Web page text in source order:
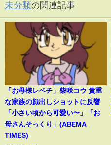
未分類の関連記事
「お母様レベチ」柴咲コウ 貴重
な家族の顔出しショットに反響
「小さい頃から可愛い〜」「お
母さんそっくり」(ABEMA
TIMES)